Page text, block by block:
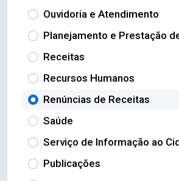
Ouvidoria e Atendimento
Planejamento e Prestação
Receitas
Recursos Humanos
Renúncias de Receitas
Saúde
Serviço de Informação ao
Publicações